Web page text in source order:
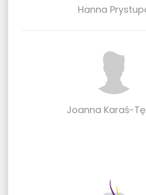
Hanna
Joanna Karaś-